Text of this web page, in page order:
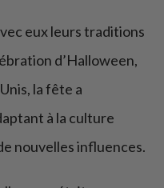
eux leurs traditions
d’Halloween,
la fête a
à la culture
nouvelles influences.